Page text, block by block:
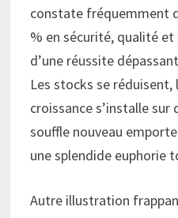
constate fréquemment
% en sécurité, qualité
d’une réussite
Les stocks se réduisent,
croissance s’installe sur
souffle nouveau
une splendide euphorie
Autre illustration